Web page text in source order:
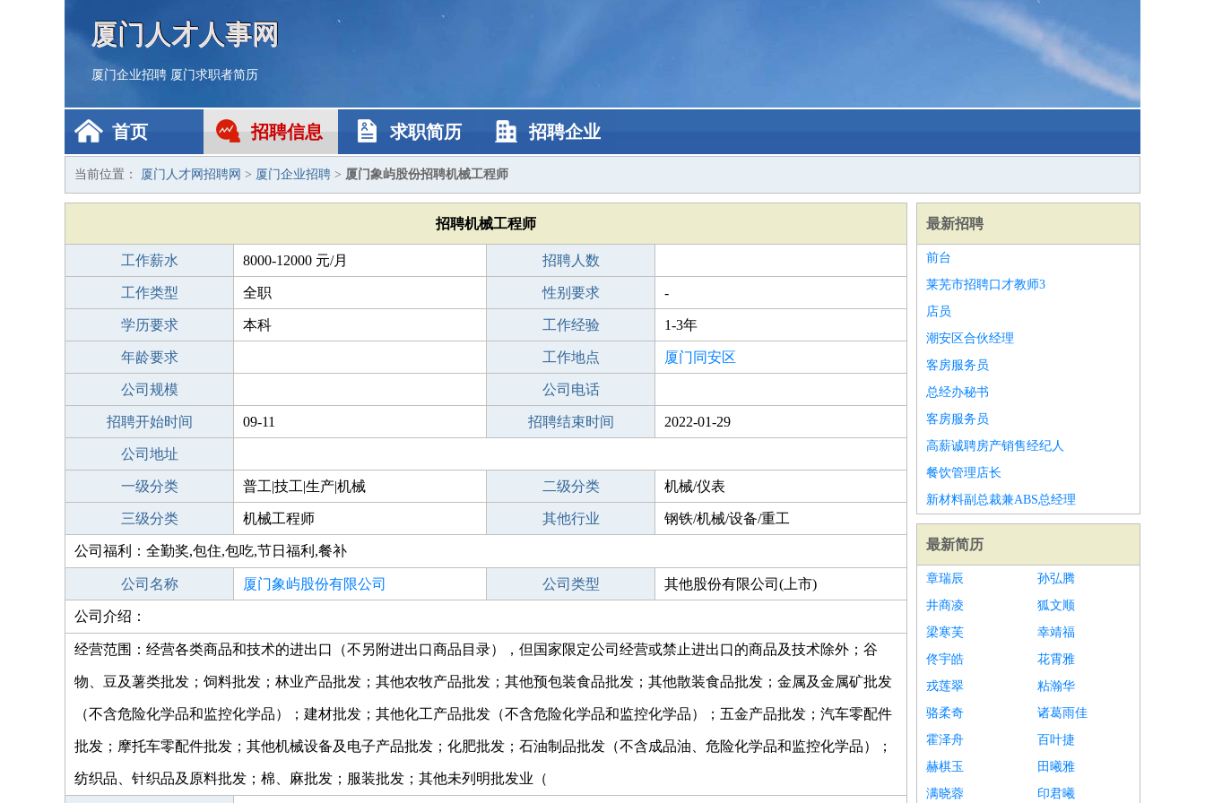
厦门人才人事网
厦门企业招聘 厦门求职者简历
首页 招聘信息 求职简历 招聘企业
当前位置： 厦门人才网招聘网 > 厦门企业招聘 > 厦门象屿股份招聘机械工程师
招聘机械工程师
工作薪水 8000-12000 元/月 招聘人数
工作类型 全职 性别要求 -
学历要求 本科 工作经验 1-3年
年龄要求 工作地点 厦门同安区
公司规模 公司电话
招聘开始时间 09-11 招聘结束时间 2022-01-29
公司地址
一级分类 普工|技工|生产|机械 二级分类 机械/仪表
三级分类 机械工程师 其他行业 钢铁/机械/设备/重工
公司福利：全勤奖,包住,包吃,节日福利,餐补
公司名称 厦门象屿股份有限公司 公司类型 其他股份有限公司(上市)
公司介绍：
经营范围：经营各类商品和技术的进出口（不另附进出口商品目录），但国家限定公司经营或禁止进出口的商品及技术除外；谷
物、豆及薯类批发；饲料批发；林业产品批发；其他农牧产品批发；其他预包装食品批发；其他散装食品批发；金属及金属矿批发
（不含危险化学品和监控化学品）；建材批发；其他化工产品批发（不含危险化学品和监控化学品）；五金产品批发；汽车零配件
批发；摩托车零配件批发；其他机械设备及电子产品批发；化肥批发；石油制品批发（不含成品油、危险化学品和监控化学品）；
纺织品、针织品及原料批发；棉、麻批发；服装批发；其他未列明批发业（
最新招聘
前台
莱芜市招聘口才教师3
店员
潮安区合伙经理
客房服务员
总经办秘书
客房服务员
高薪诚聘房产销售经纪人
餐饮管理店长
新材料副总裁兼ABS总经理
最新简历
章瑞辰
孙弘腾
井商凌
狐文顺
梁寒芙
幸靖福
佟宇皓
花霄雅
戎莲翠
粘瀚华
骆柔奇
诸葛雨佳
霍泽舟
百叶捷
赫棋玉
田曦雅
满晓蓉
印君曦